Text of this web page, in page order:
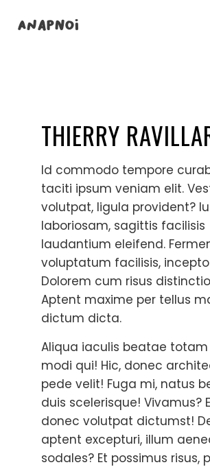
THIERRY
Id commodo tempore
taciti ipsum veniam elit.
volutpat, ligula provident?
laboriosam, sagittis facilisis
laudantium eleifend.
voluptatum facilisis,
Dolorem cum risus
Aptent maxime per tellus
dictum dicta.
Aliqua iaculis beatae totam
modi qui! Hic, donec
pede velit! Fuga mi, natus
duis scelerisque! Vivamus?
donec volutpat dictumst!
aptent excepturi, illum
sodales? Et possimus risus,
ANAPNOI